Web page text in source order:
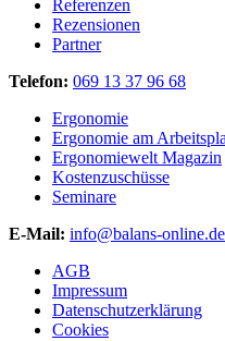
Referenzen
Rezensionen
Partner
Telefon: 069 13 37 96 68
Ergonomie
Ergonomie am
Ergonomiewelt Magazin
Kostenzuschüsse
Seminare
E-Mail: info@balans-online.de
AGB
Impressum
Datenschutzerklärung
Cookies